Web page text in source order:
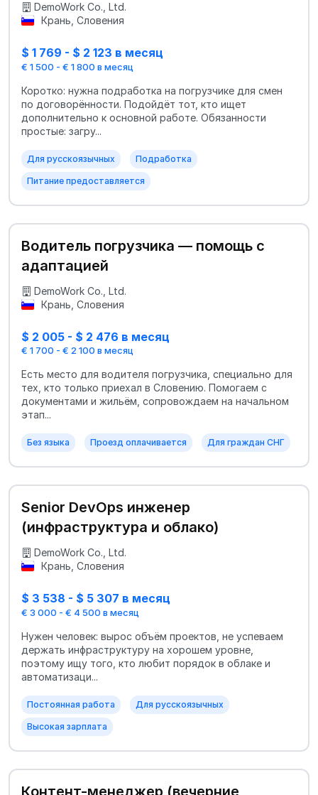
DemoWork Co., Ltd.
Крань, Словения
$ 1 769 - $ 2 123 в месяц
€ 1 500 - € 1 800 в месяц
Коротко: нужна подработка на погрузчике для смен
по договорённости. Подойдёт тот, кто ищет
дополнительно к основной работе. Обязанности
простые: загру...
Для русскоязычных Подработка
Питание предоставляется
Водитель погрузчика — помощь с
адаптацией
DemoWork Co., Ltd.
Крань, Словения
$ 2 005 - $ 2 476 в месяц
€ 1 700 - € 2 100 в месяц
Есть место для водителя погрузчика, специально для
тех, кто только приехал в Словению. Помогаем с
документами и жильём, сопровождаем на начальном
этап...
Без языка Проезд оплачивается Для граждан СНГ
Senior DevOps инженер
(инфраструктура и облако)
DemoWork Co., Ltd.
Крань, Словения
$ 3 538 - $ 5 307 в месяц
€ 3 000 - € 4 500 в месяц
Нужен человек: вырос объём проектов, не успеваем
держать инфраструктуру на хорошем уровне,
поэтому ищу того, кто любит порядок в облаке и
автоматизаци...
Постоянная работа Для русскоязычных
Высокая зарплата
Контент-менеджер (вечерние